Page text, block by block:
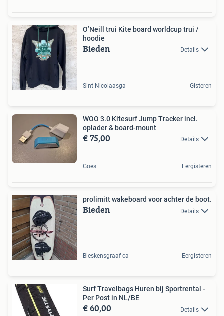
O’Neill trui Kite board worldcup trui /
hoodie
Bieden Details
Sint Nicolaasga Gisteren
WOO 3.0 Kitesurf Jump Tracker incl.
oplader & board-mount
€ 75,00 Details
Goes Eergisteren
prolimitt wakeboard voor achter de boot.
Bieden Details
Bleskensgraaf ca Eergisteren
Surf Travelbags Huren bij Sportrental -
Per Post in NL/BE
€ 60,00 Details